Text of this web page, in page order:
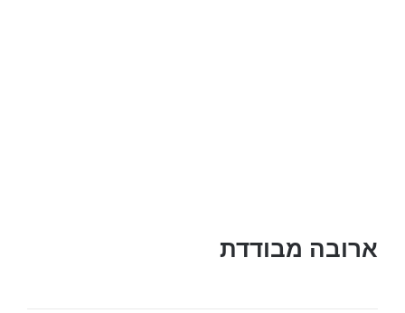
ארובה מבודדת